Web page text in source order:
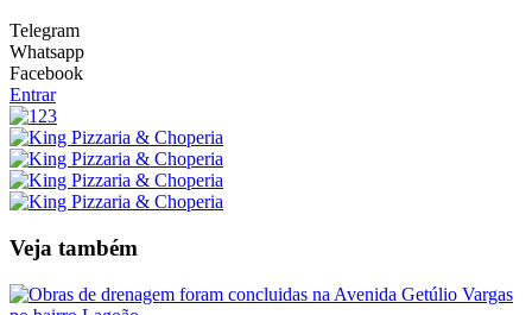
Telegram
Whatsapp
Facebook
Entrar
Veja também